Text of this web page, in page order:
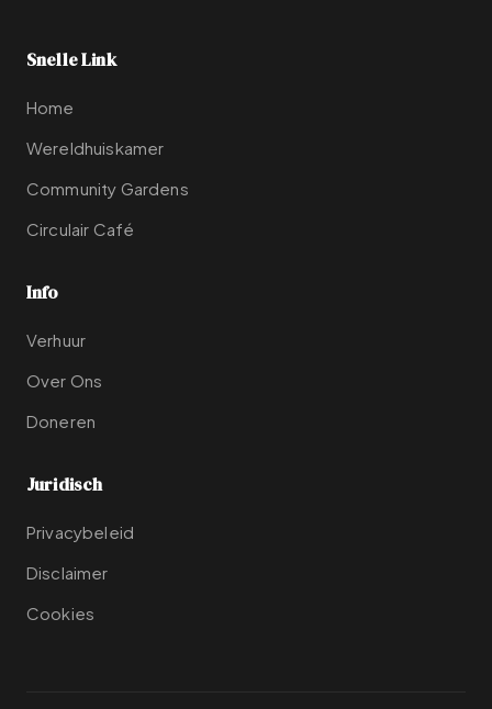
Snelle Link
Home
Wereldhuiskamer
Community Gardens
Circulair Café
Info
Verhuur
Over Ons
Doneren
Juridisch
Privacybeleid
Disclaimer
Cookies